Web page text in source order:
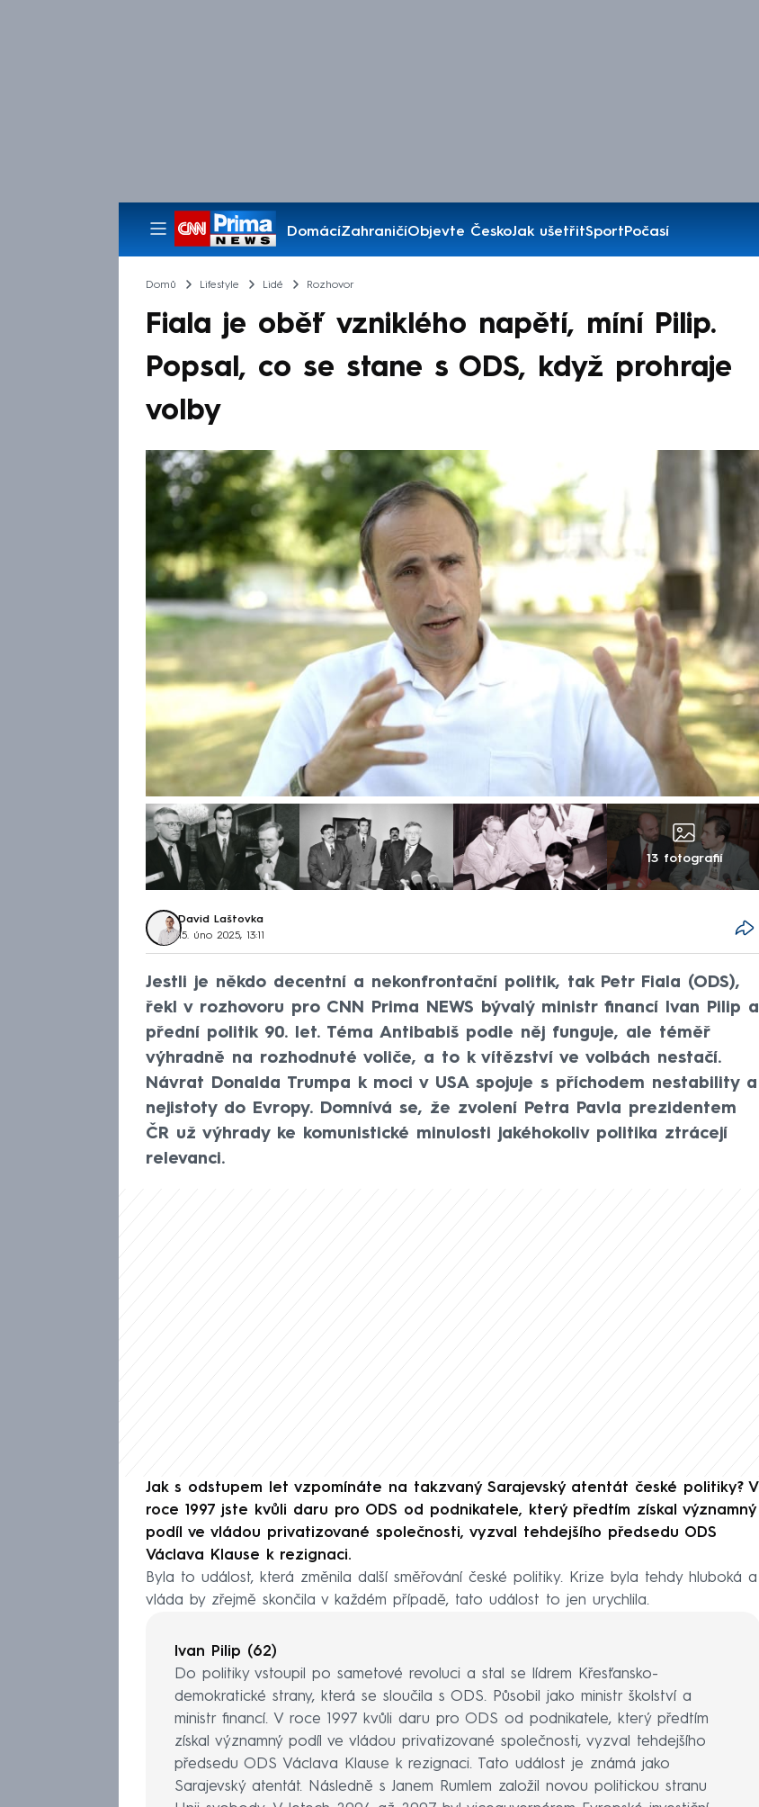
DomácíZahraničíObjevte ČeskoJak ušetřitSportPočasí
Pořady
Domů Lifestyle Lidé Rozhovor
Fiala je oběť vzniklého napětí, míní Pilip.
Popsal, co se stane s ODS, když prohraje
volby
13 fotografií
David Laštovka
15. úno 2025, 13:11
Jestli je někdo decentní a nekonfrontační politik, tak Petr Fiala (ODS),
řekl v rozhovoru pro CNN Prima NEWS bývalý ministr financí Ivan Pilip a
přední politik 90. let. Téma Antibabiš podle něj funguje, ale téměř
výhradně na rozhodnuté voliče, a to k vítězství ve volbách nestačí.
Návrat Donalda Trumpa k moci v USA spojuje s příchodem nestability a
nejistoty do Evropy. Domnívá se, že zvolení Petra Pavla prezidentem
ČR už výhrady ke komunistické minulosti jakéhokoliv politika ztrácejí
relevanci.
Jak s odstupem let vzpomínáte na takzvaný Sarajevský atentát české politiky? V
roce 1997 jste kvůli daru pro ODS od podnikatele, který předtím získal významný
podíl ve vládou privatizované společnosti, vyzval tehdejšího předsedu ODS
Václava Klause k rezignaci.
Byla to událost, která změnila další směřování české politiky. Krize byla tehdy hluboká a
vláda by zřejmě skončila v každém případě, tato událost to jen urychlila.
Ivan Pilip (62)
Do politiky vstoupil po sametové revoluci a stal se lídrem Křesťansko-
demokratické strany, která se sloučila s ODS. Působil jako ministr školství a
ministr financí. V roce 1997 kvůli daru pro ODS od podnikatele, který předtím
získal významný podíl ve vládou privatizované společnosti, vyzval tehdejšího
předsedu ODS Václava Klause k rezignaci. Tato událost je známá jako
Sarajevský atentát. Následně s Janem Rumlem založil novou politickou stranu